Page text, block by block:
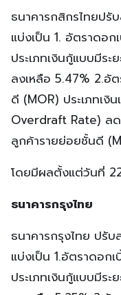
ธนาคารกสิกรไทยปรั
แบ่งเป็น 1. อัตราดอ
ประเภทเงินกู้แบบมีร
ลงเหลือ 5.47% 2.อั
ดี (MOR) ประเภทเงิ
Overdraft Rate) ล
ลูกค้ารายย่อยชั้นดี
โดยมีผลตั้งแต่วันที่
ธนาคารกรุงไทย
ธนาคารกรุงไทย ปรั
แบ่งเป็น 1.อัตราดอก
ประเภทเงินกู้แบบมีร